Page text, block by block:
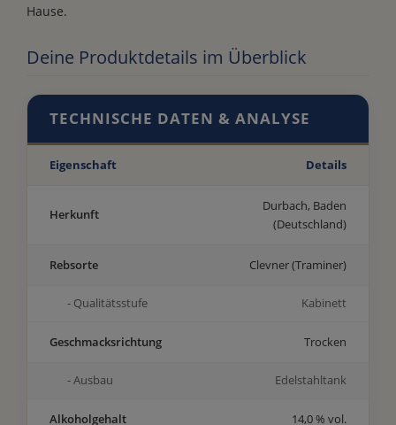
Hause.
Deine Produktdetails im Überblick
TECHNISCHE DATEN & ANALYSE
Eigenschaft Details
Herkunft
Durbach, Baden
(Deutschland)
Rebsorte Clevner (Traminer)
- Qualitätsstufe Kabinett
Geschmacksrichtung Trocken
- Ausbau Edelstahltank
Alkoholgehalt 14,0 % vol.